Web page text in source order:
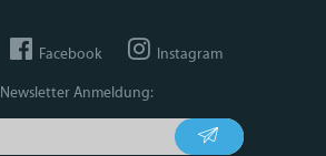
Facebook Instagram
Newsletter Anmeldung: